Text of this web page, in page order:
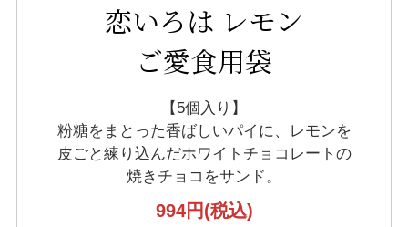
恋いろは レモン
ご愛食用袋
【5個入り】
粉糖をまとった香ばしいパイに、レモンを
皮ごと練り込んだホワイトチョコレートの
焼きチョコをサンド。
994円(税込)